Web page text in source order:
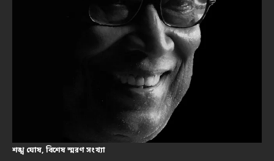
শঙ্খ ঘোষ, বিশেষ স্মরণ সংখ্যা